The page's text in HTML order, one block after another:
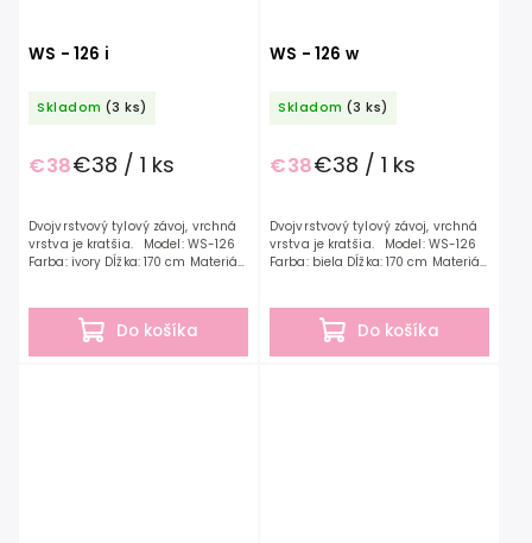
WS - 126 i
Skladom (3 ks)
€38€38 / 1 ks
Do košíka
Dvojvrstvový tylový závoj, vrchná
vrstva je kratšia. Model: WS-126
Farba: ivory Dĺžka: 170 cm Materiál:
WS - 126 w
Skladom (3 ks)
€38€38 / 1 ks
Do košíka
Dvojvrstvový tylový závoj, vrchná
vrstva je kratšia. Model: WS-126
Farba: biela Dĺžka: 170 cm Materiál: